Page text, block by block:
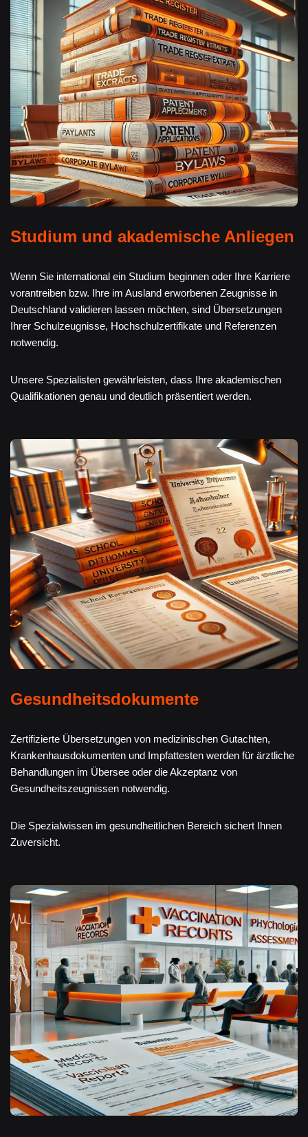
Studium und akademische Anliegen
Wenn Sie international ein Studium beginnen oder Ihre Karriere
vorantreiben bzw. Ihre im Ausland erworbenen Zeugnisse in
Deutschland validieren lassen möchten, sind Übersetzungen
Ihrer Schulzeugnisse, Hochschulzertifikate und Referenzen
notwendig.
Unsere Spezialisten gewährleisten, dass Ihre akademischen
Qualifikationen genau und deutlich präsentiert werden.
Gesundheitsdokumente
Zertifizierte Übersetzungen von medizinischen Gutachten,
Krankenhausdokumenten und Impfattesten werden für ärztliche
Behandlungen im Übersee oder die Akzeptanz von
Gesundheitszeugnissen notwendig.
Die Spezialwissen im gesundheitlichen Bereich sichert Ihnen
Zuversicht.